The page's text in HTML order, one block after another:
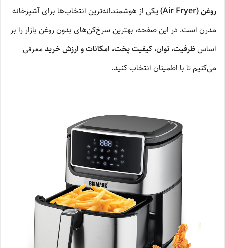
روغن (Air Fryer)
یکی از هوشمندانه‌ترین انتخاب‌ها برای آشپزخانه
مدرن است. در این صفحه، بهترین سرخ‌کن‌های بدون روغن بازار را بر
اساسظرفیت، توان، کیفیت پخت، امکانات و ارزش خریدمعرفی
می‌کنیم تا با اطمینان انتخاب کنید.